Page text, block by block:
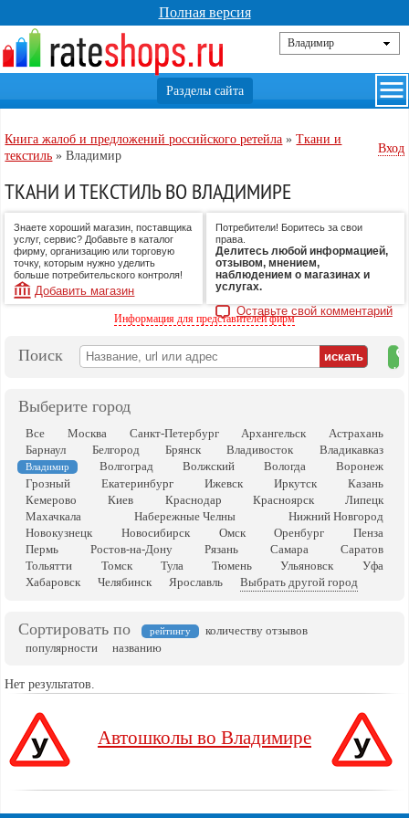
Полная версия
Книга жалоб и предложений российского ретейла »Ткани и
текстиль »Владимир
Вход
ТКАНИ И ТЕКСТИЛЬ ВО ВЛАДИМИРЕ
Знаете хороший магазин, поставщика
услуг, сервис? Добавьте в каталог
фирму, организацию или торговую
точку, которым нужно уделить
больше потребительского контроля!
Добавить магазин
Потребители! Боритесь за свои
права.
Делитесь любой информацией,
отзывом, мнением,
наблюдением о магазинах и
услугах.
Оставьте свой комментарий
Информация для представителей фирм
Поиск
на
Выберите город
Все Москва Санкт-Петербург Архангельск
Астрахань
Барнаул
Белгород Брянск Владивосток Владикавказ
Владимир Волгоград Волжский Вологда
Воронеж
Грозный
Екатеринбург Ижевск Иркутск
Казань
Кемерово
Киев Краснодар Красноярск
Липецк
Махачкала
Набережные Челны
Нижний Новгород
Новокузнецк
Новосибирск Омск Оренбург
Пенза
Пермь
Ростов-на-Дону Рязань Самара
Саратов
Тольятти
Томск Тула Тюмень Ульяновск
Уфа
Хабаровск
Челябинск Ярославль Выбрать другой город
Сортировать по рейтингу
количеству отзывов
популярности
названию
Нет результатов.
Автошколы во Владимире